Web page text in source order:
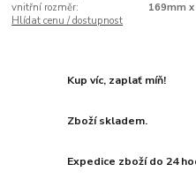
vnitřní rozměr:
169mm
Hlídat cenu / dostupnost
Kup víc, zaplať míň!
Zboží skladem.
Expedice zboží do 24